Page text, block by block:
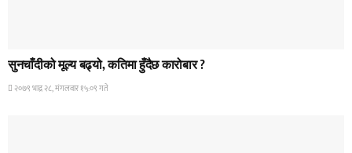
सुनचाँदीको मूल्य बढ्यो, कतिमा हुँदैछ कारोबार ?
२०७९ भाद्र २८, मंगलवार १५:०९ गते